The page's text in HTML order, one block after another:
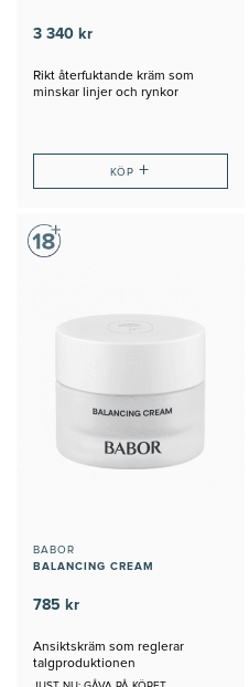
3 340 kr
Rikt återfuktande kräm som
minskar linjer och rynkor
KÖP+
BABOR
BALANCING CREAM
785 kr
Ansiktskräm som reglerar
talgproduktionen